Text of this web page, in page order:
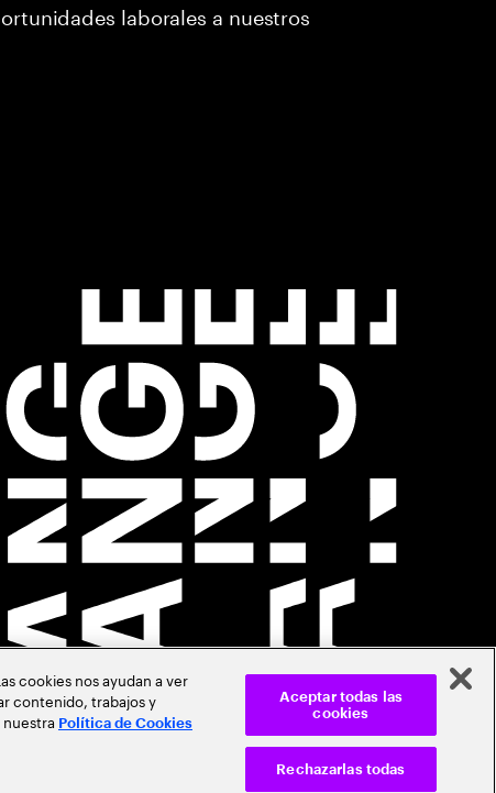
laborales a nuestros
cookies nos ayudan a ver
contenido, trabajos y
Política de Cookies
Rechazarlas todas
Aceptar todas las
cookies